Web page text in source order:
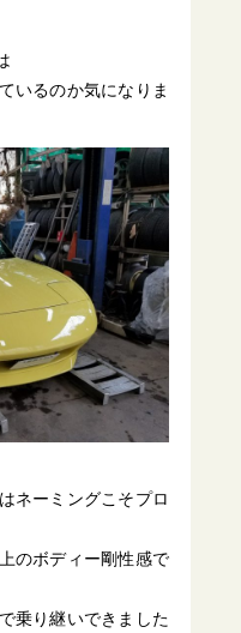
いるのか気になりま
ネーミングこそプロ
のボディー剛性感で
乗り継いできました